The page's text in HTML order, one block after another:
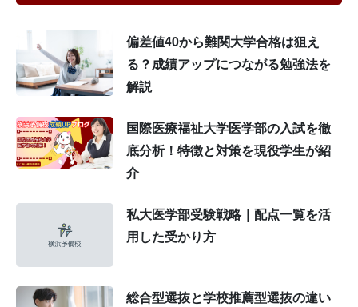
偏差値40から難関大学合格は狙え
る？成績アップにつながる勉強法を
解説
国際医療福祉大学医学部の入試を徹
底分析！特徴と対策を現役学生が紹
介
私大医学部受験戦略｜配点一覧を活
用した受かり方
総合型選抜と学校推薦型選抜の違い